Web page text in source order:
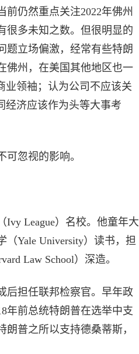
仍然重点关注2022年佛州
很多未知之数。但很明显的
题立场偏激，经常有些特朗
佛州，在美国其他地区也一
业领袖；认为公司不应该关
经济应该作为头等大事考
忽视的影响。
League）名校。他童年大
Yale University）读书，担
Law School）深造。
后担任联邦检察官。早年政
年前总统特朗普在选举中支
普之所以支持德桑蒂斯，